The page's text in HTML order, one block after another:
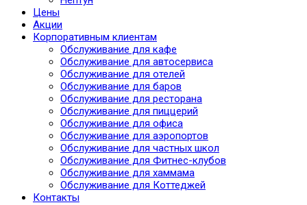
Цены
Акции
Корпоративным клиентам
Обслуживание для кафе
Обслуживание для автосервиса
Обслуживание для отелей
Обслуживание для баров
Обслуживание для ресторана
Обслуживание для пиццерий
Обслуживание для офиса
Обслуживание для аэропортов
Обслуживание для частных школ
Обслуживание для Фитнес-клубов
Обслуживание для хаммама
Обслуживание для Коттеджей
Контакты